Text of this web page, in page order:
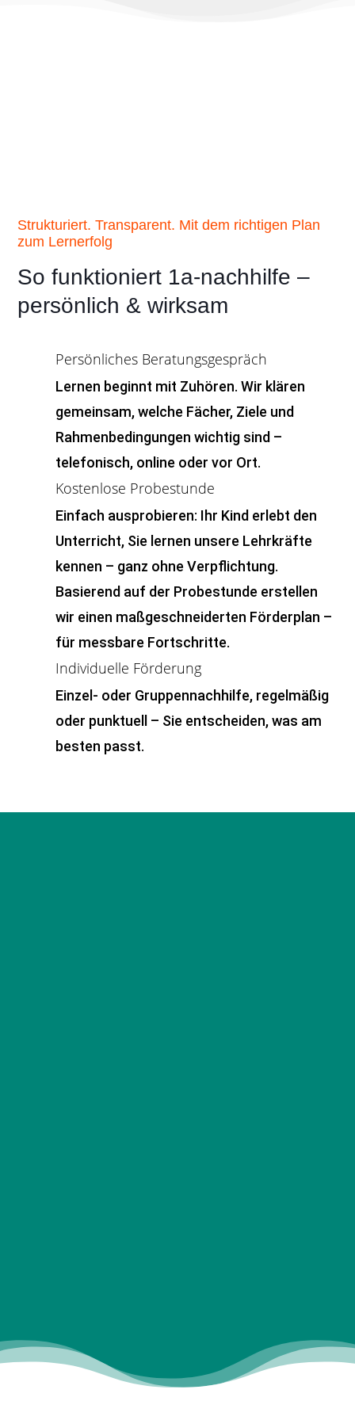
Strukturiert. Transparent. Mit dem richtigen Plan
zum Lernerfolg
So funktioniert 1a-nachhilfe –
persönlich & wirksam
Persönliches Beratungsgespräch
Lernen beginnt mit Zuhören. Wir klären
gemeinsam, welche Fächer, Ziele und
Rahmenbedingungen wichtig sind –
telefonisch, online oder vor Ort.
Kostenlose Probestunde
Einfach ausprobieren: Ihr Kind erlebt den
Unterricht, Sie lernen unsere Lehrkräfte
kennen – ganz ohne Verpflichtung.
Basierend auf der Probestunde erstellen
wir einen maßgeschneiderten Förderplan –
für messbare Fortschritte.
Individuelle Förderung
Einzel- oder Gruppennachhilfe, regelmäßig
oder punktuell – Sie entscheiden, was am
besten passt.